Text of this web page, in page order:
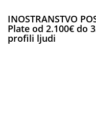
INOSTRANSTVO
Plate od 2.100€ do
profili ljudi